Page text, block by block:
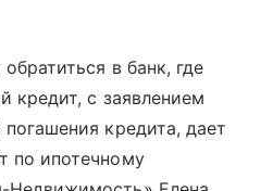
в банк, где
кредит, с заявлением
кредита, дает
по ипотечному